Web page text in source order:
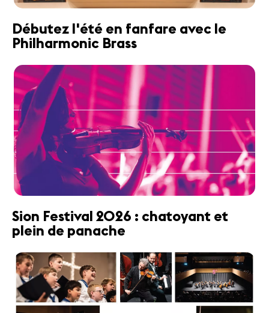
Débutez l'été en fanfare avec le
Philharmonic Brass
Sion Festival 2026 : chatoyant et
plein de panache